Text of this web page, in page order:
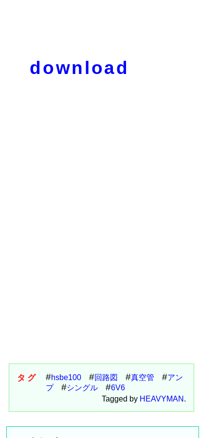
download
タグ hsbe100 回路図 真空管
アン
プ
シングル
6V6
Tagged by HEAVYMAN .